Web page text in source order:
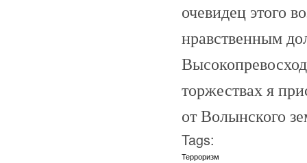
очевидец этого
нравственным
торжествах я
от Волынского
Tags:
Терроризм